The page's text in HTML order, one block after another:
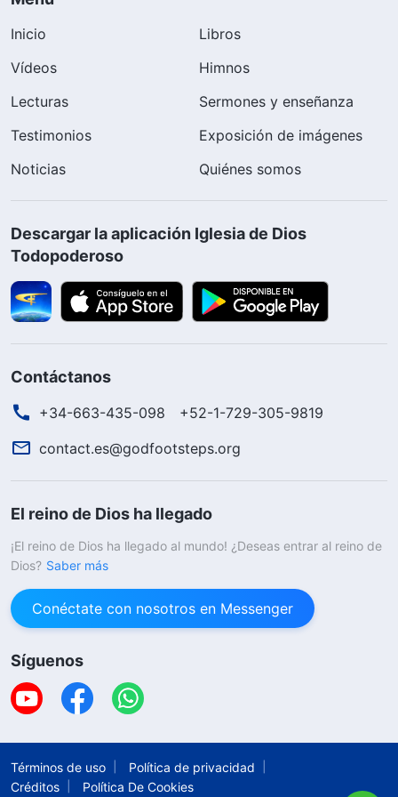
Inicio
Libros
Vídeos
Himnos
Lecturas
Sermones y enseñanza
Testimonios
Exposición de imágenes
Noticias
Quiénes somos
Descargar la aplicación Iglesia de Dios
Todopoderoso
Contáctanos
+34-663-435-098
+52-1-729-305-9819
contact.es@godfootsteps.org
El reino de Dios ha llegado
¡El reino de Dios ha llegado al mundo! ¿Deseas entrar al reino de
Dios? Saber más
Conéctate con nosotros en Messenger
Síguenos
Términos de uso
Política de privacidad
Créditos
Política De Cookies